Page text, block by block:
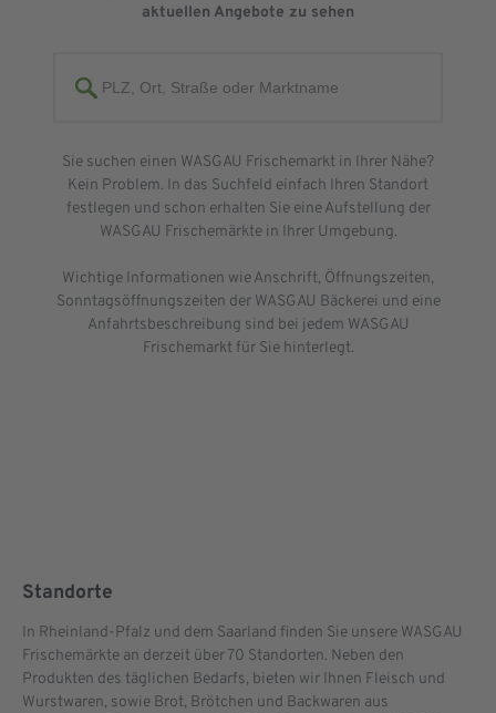
aktuellen Angebote zu sehen
Sie suchen einen WASGAU Frischemarkt in Ihrer Nähe?
Kein Problem. In das Suchfeld einfach Ihren Standort
festlegen und schon erhalten Sie eine Aufstellung der
WASGAU Frischemärkte in Ihrer Umgebung.
Wichtige Informationen wie Anschrift, Öffnungszeiten,
Sonntagsöffnungszeiten der WASGAU Bäckerei und eine
Anfahrtsbeschreibung sind bei jedem WASGAU
Frischemarkt für Sie hinterlegt.
Standorte
In Rheinland-Pfalz und dem Saarland finden Sie unsere WASGAU
Frischemärkte an derzeit über 70 Standorten. Neben den
Produkten des täglichen Bedarfs, bieten wir Ihnen Fleisch und
Wurstwaren, sowie Brot, Brötchen und Backwaren aus